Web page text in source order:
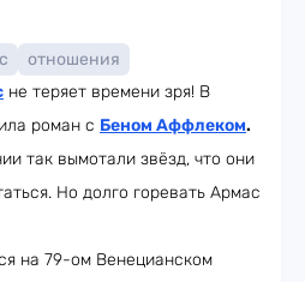
отношения
не теряет времени зря! В
роман с Беном Аффлеком.
так вымотали звёзд, что они
Но долго горевать Армас
на 79-ом Венецианском